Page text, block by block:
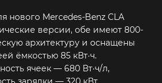
нового Mercedes-Benz CLA
версии, обе имеют 800-
архитектуру и оснащены
ёмкостью 85 кВт·ч.
ячеек — 680 Вт·ч/л,